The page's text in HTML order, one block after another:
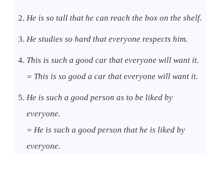
He is so tall that he can reach the box on the shelf.
He studies so hard that everyone respects him.
This is such a good car that everyone will want it.
= This is so good a car that everyone will want it.
He is such a good person as to be liked by
everyone.
= He is such a good person that he is liked by
everyone.